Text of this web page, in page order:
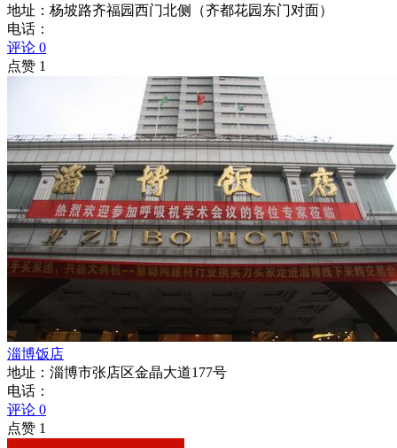
地址：杨坡路齐福园西门北侧（齐都花园东门对面）
电话：
评论 0
点赞 1
淄博饭店
地址：淄博市张店区金晶大道177号
电话：
评论 0
点赞 1